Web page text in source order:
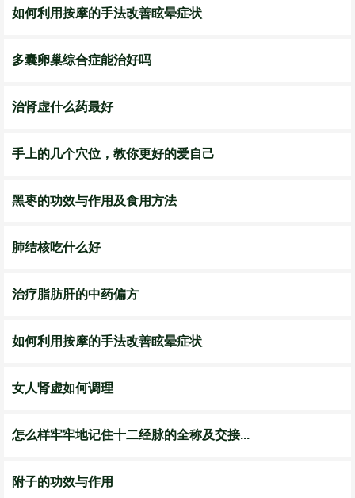
如何利用按摩的手法改善眩晕症状
多囊卵巢综合症能治好吗
治肾虚什么药最好
手上的几个穴位，教你更好的爱自己
黑枣的功效与作用及食用方法
肺结核吃什么好
治疗脂肪肝的中药偏方
如何利用按摩的手法改善眩晕症状
女人肾虚如何调理
怎么样牢牢地记住十二经脉的全称及交接...
附子的功效与作用